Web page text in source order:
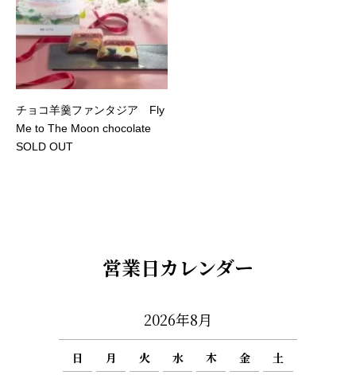
チョコ羊羹ファンタジア Fly
Me to The Moon chocolate
SOLD OUT
営業日カレンダー
2026年8月
日 月 火 水 木 金 土